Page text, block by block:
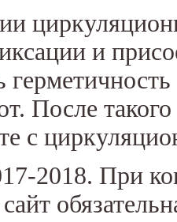
и
После
с
2018. При